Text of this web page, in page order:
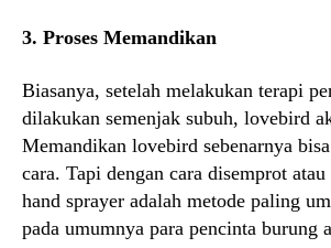
3. Proses Memandikan
Biasanya, setelah melakukan terapi
dilakukan semenjak subuh, lovebird
Memandikan lovebird sebenarnya
cara. Tapi dengan cara disemprot atau
hand sprayer adalah metode paling
pada umumnya para pencinta burung